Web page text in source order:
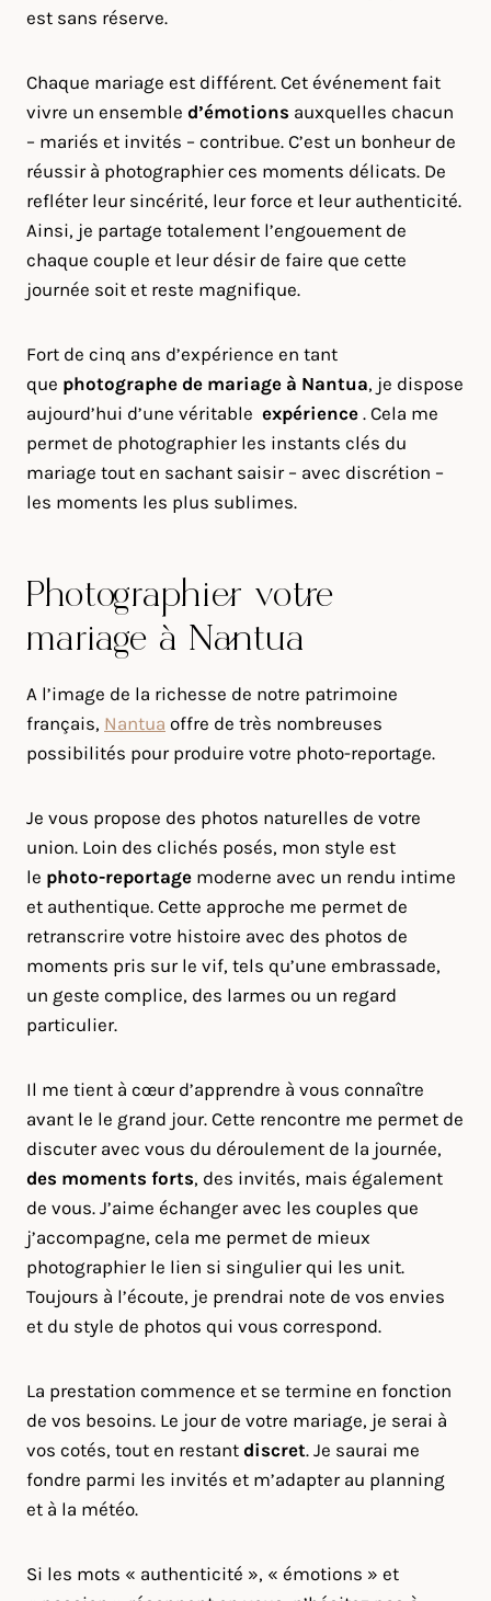
est sans réserve.
Chaque mariage est différent. Cet événement fait
vivre un ensemble d’émotions auxquelles chacun
– mariés et invités – contribue. C’est un bonheur de
réussir à photographier ces moments délicats. De
refléter leur sincérité, leur force et leur authenticité.
Ainsi, je partage totalement l’engouement de
chaque couple et leur désir de faire que cette
journée soit et reste magnifique.
Fort de cinq ans d’expérience en tant
que photographe de mariage à Nantua, je dispose
aujourd’hui d’une véritable expérience . Cela me
permet de photographier les instants clés du
mariage tout en sachant saisir – avec discrétion –
les moments les plus sublimes.
Photographier votre
mariage à Nantua
A l’image de la richesse de notre patrimoine
français, Nantua offre de très nombreuses
possibilités pour produire votre photo-reportage.
Je vous propose des photos naturelles de votre
union. Loin des clichés posés, mon style est
le photo-reportage moderne avec un rendu intime
et authentique. Cette approche me permet de
retranscrire votre histoire avec des photos de
moments pris sur le vif, tels qu’une embrassade,
un geste complice, des larmes ou un regard
particulier.
Il me tient à cœur d’apprendre à vous connaître
avant le le grand jour. Cette rencontre me permet de
discuter avec vous du déroulement de la journée,
des moments forts, des invités, mais également
de vous. J’aime échanger avec les couples que
j’accompagne, cela me permet de mieux
photographier le lien si singulier qui les unit.
Toujours à l’écoute, je prendrai note de vos envies
et du style de photos qui vous correspond.
La prestation commence et se termine en fonction
de vos besoins. Le jour de votre mariage, je serai à
vos cotés, tout en restant discret. Je saurai me
fondre parmi les invités et m’adapter au planning
et à la météo.
Si les mots « authenticité », « émotions » et